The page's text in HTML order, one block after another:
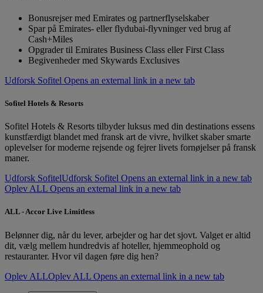
Bonusrejser med Emirates og partnerflyselskaber
Spar på Emirates- eller flydubai-flyvninger ved brug af
Cash+Miles
Opgrader til Emirates Business Class eller First Class
Begivenheder med Skywards Exclusives
Udforsk Sofitel Opens an external link in a new tab
Sofitel Hotels & Resorts
Sofitel Hotels & Resorts tilbyder luksus med din destinations essens
kunstfærdigt blandet med fransk art de vivre, hvilket skaber smarte
oplevelser for moderne rejsende og fejrer livets fornøjelser på fransk
maner.
Udforsk SofitelUdforsk Sofitel Opens an external link in a new tab
Oplev ALL Opens an external link in a new tab
ALL - Accor Live Limitless
Belønner dig, når du lever, arbejder og har det sjovt. Valget er altid
dit, vælg mellem hundredvis af hoteller, hjemmeophold og
restauranter. Hvor vil dagen føre dig hen?
Oplev ALLOplev ALL Opens an external link in a new tab